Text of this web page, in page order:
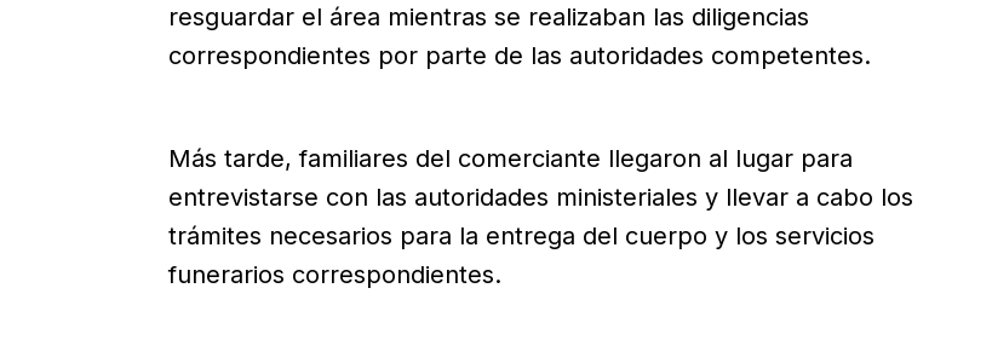
resguardar el área mientras se realizaban las diligencias
correspondientes por parte de las autoridades competentes.
Más tarde, familiares del comerciante llegaron al lugar para
entrevistarse con las autoridades ministeriales y llevar a cabo los
trámites necesarios para la entrega del cuerpo y los servicios
funerarios correspondientes.